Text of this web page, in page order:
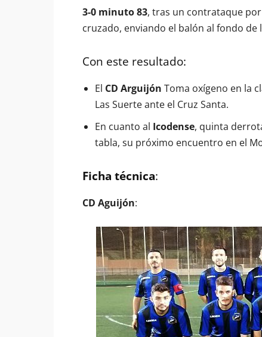
3-0 minuto 83, tras un contrataque
cruzado, enviando el balón al fondo
Con este resultado:
El CD Arguijón Toma oxígeno en la
Las Suerte ante el Cruz Santa.
En cuanto al Icodense, quinta
tabla, su próximo encuentro en el
Ficha técnica:
CD Aguijón: